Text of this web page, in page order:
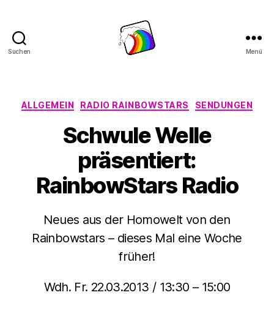
Suchen Menü
Kategorien
ALLGEMEIN RADIO RAINBOWSTARS SENDUNGEN
Schwule Welle
präsentiert:
RainbowStars Radio
Neues aus der Homowelt von den
Rainbowstars – dieses Mal eine Woche
früher!
Wdh. Fr. 22.03.2013 / 13:30 – 15:00